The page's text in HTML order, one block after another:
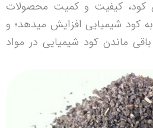
کود، کیفیت و کمیت محصولات
کود شیمیایی افزایش می­دهد؛ و
ماندن کود شیمیایی در مواد